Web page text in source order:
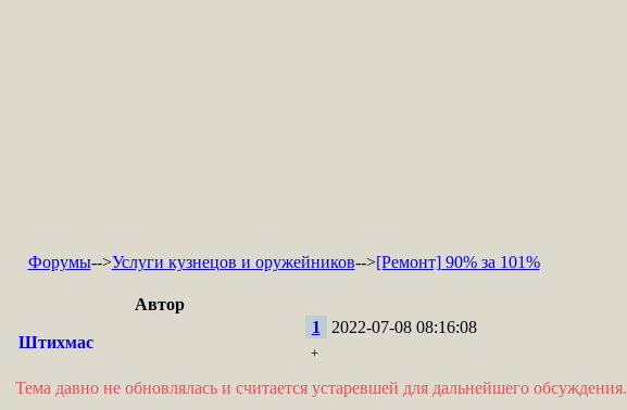
Форумы-->Услуги кузнецов и оружейников-->[Ремонт] 90% за 101%
Автор
Штихмас
1 2022-07-08 08:16:08
+
Тема давно не обновлялась и считается устаревшей для дальнейшего обсуждения.